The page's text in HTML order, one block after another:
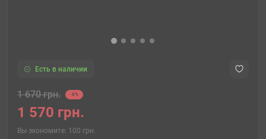
Есть в наличии
1 670 грн. -6%
1 570 грн.
Вы экономите: 100 грн.